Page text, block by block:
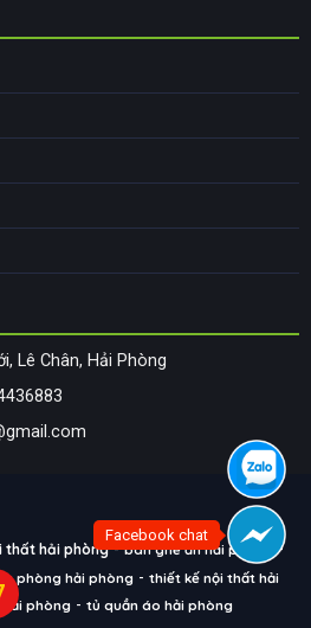
Lê Chân, Hải Phòng
thất hải phòng-bàn ghế ăn hải phòng -
phòng hải phòng - thiết kế nội thất hải
phòng - tủ quần áo hải phòng
Facebook chat